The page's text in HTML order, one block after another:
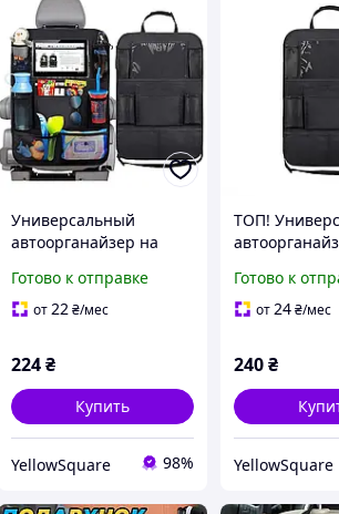
Универсальный
автоорганайзер на
и защита в салоне
Готово к отправке
от22₴/мес
224₴
Купить
YellowSquare 98%
ТОП!
порядок и
вашем авто
Готово к
от24₴/мес
240₴
YellowSquare